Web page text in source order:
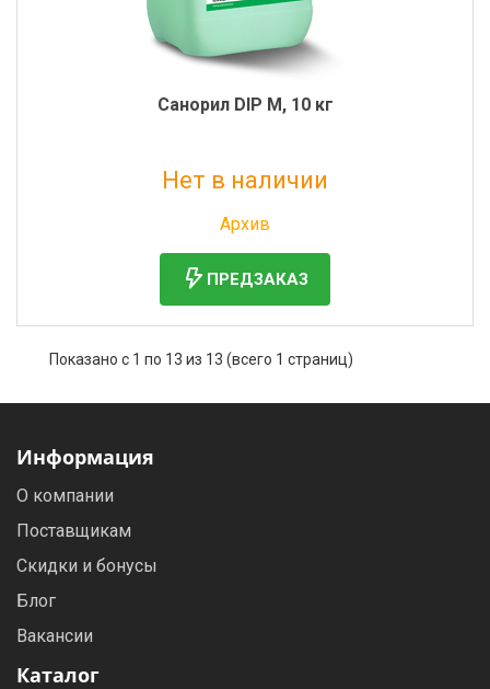
Санорил DIP M, 10 кг
Нет в наличии
Архив
ПРЕДЗАКАЗ
Показано с 1 по 13 из 13 (всего 1 страниц)
Информация
О компании
Поставщикам
Скидки и бонусы
Блог
Вакансии
Каталог